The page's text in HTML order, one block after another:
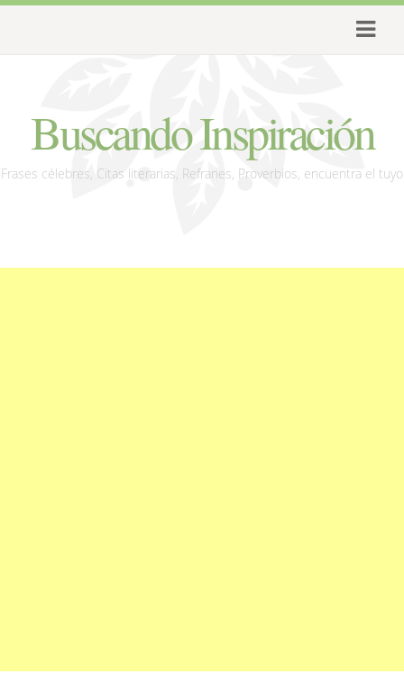
Buscando Inspiración
Frases célebres, Citas literarias, Refranes, Proverbios, encuentra el tuyo